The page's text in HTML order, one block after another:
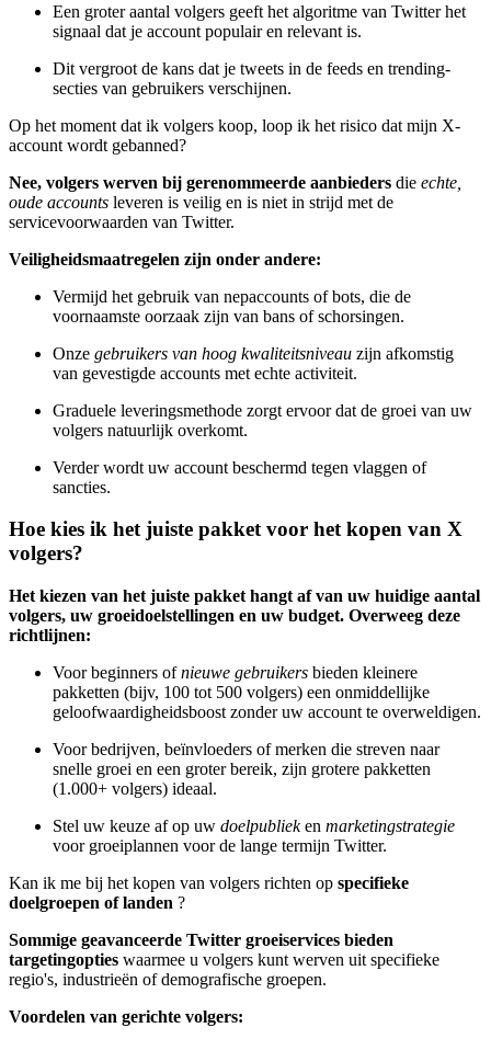
Een groter aantal volgers geeft het algoritme van Twitter het
signaal dat je account populair en relevant is.
Dit vergroot de kans dat je tweets in de feeds en trending-
secties van gebruikers verschijnen.
Op het moment dat ik volgers koop, loop ik het risico dat mijn X-
account wordt gebanned?
Nee, volgers werven bij gerenommeerde aanbieders die echte,
oude accounts leveren is veilig en is niet in strijd met de
servicevoorwaarden van Twitter.
Veiligheidsmaatregelen zijn onder andere:
Vermijd het gebruik van nepaccounts of bots, die de
voornaamste oorzaak zijn van bans of schorsingen.
Onze gebruikers van hoog kwaliteitsniveau zijn afkomstig
van gevestigde accounts met echte activiteit.
Graduele leveringsmethode zorgt ervoor dat de groei van uw
volgers natuurlijk overkomt.
Verder wordt uw account beschermd tegen vlaggen of
sancties.
Hoe kies ik het juiste pakket voor het kopen van X
volgers?
Het kiezen van het juiste pakket hangt af van uw huidige aantal
volgers, uw groeidoelstellingen en uw budget. Overweeg deze
richtlijnen:
Voor beginners ofnieuwe gebruikers bieden kleinere
pakketten (bijv, 100 tot 500 volgers) een onmiddellijke
geloofwaardigheidsboost zonder uw account te overweldigen.
Voor bedrijven, beïnvloeders of merken die streven naar
snelle groei en een groter bereik, zijn grotere pakketten
(1.000+ volgers) ideaal.
Stel uw keuze af op uw doelpublieken marketingstrategie
voor groeiplannen voor de lange termijn Twitter.
Kan ik me bij het kopen van volgers richten op specifieke
doelgroepen of landen ?
Sommige geavanceerde Twitter groeiservices bieden
targetingopties waarmee u volgers kunt werven uit specifieke
regio's, industrieën of demografische groepen.
Voordelen van gerichte volgers: